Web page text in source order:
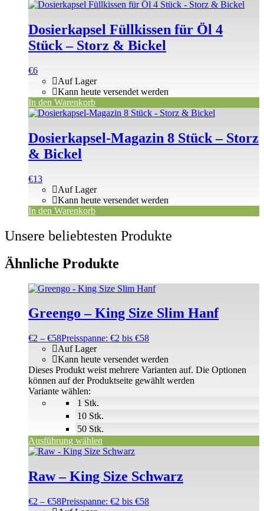
Dosierkapsel Füllkissen für Öl 4
Stück – Storz & Bickel
€6
Auf Lager
Kann heute versendet werden
In den Warenkorb
Dosierkapsel-Magazin 8 Stück – Storz
& Bickel
€13
Auf Lager
Kann heute versendet werden
In den Warenkorb
Unsere beliebtesten Produkte
Ähnliche Produkte
Greengo – King Size Slim Hanf
€2 – €58Preisspanne: €2 bis €58
1 Stk.
10 Stk.
50 Stk.
Auf Lager
Kann heute versendet werden
Variante wählen:
Ausführung wählen
Dieses Produkt weist mehrere Varianten auf. Die Optionen
können auf der Produktseite gewählt werden
Raw – King Size Schwarz
€2 – €58Preisspanne: €2 bis €58